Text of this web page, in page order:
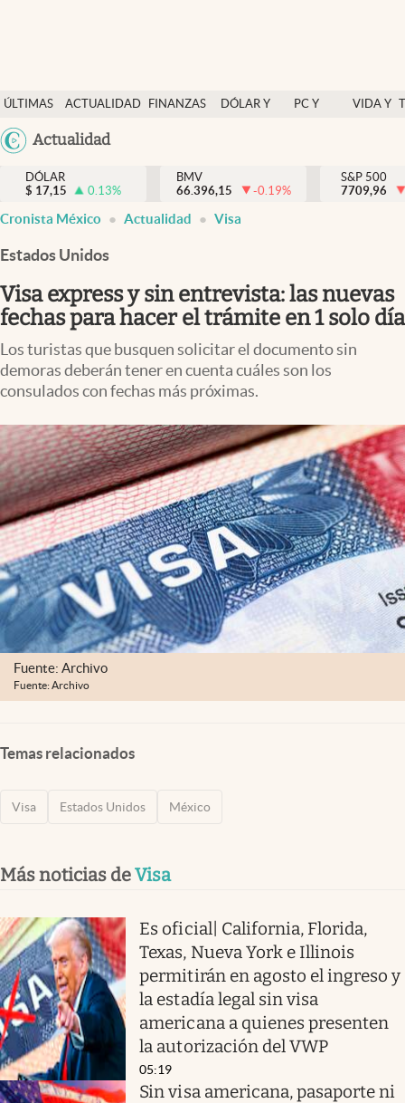
ÚLTIMAS
NOTICIAS
ACTUALIDAD
FINANZAS
DÓLAR Y
PC Y
VIDA Y
México
Actualidad
Actualidad
Finanzas y economía
Dólar y mercados
Pc y celular
Vida y estilo
Espiritualidad
Mediakit
abre en nueva pestaña
México
DÓLAR
$ 17,15 0.13%
BMV
66.396,15
-0.19%
S&P 500
7709,96
Cronista México Actualidad Visa
Estados Unidos
Visa express y sin entrevista: las nuevas
fechas para hacer el trámite en 1 solo día
Los turistas que busquen solicitar el documento sin
demoras deberán tener en cuenta cuáles son los
consulados con fechas más próximas.
Fuente: Archivo
Fuente: Archivo
Temas relacionados
Visa Estados Unidos México
Más noticias deVisa
Es oficial| California, Florida,
Texas, Nueva York e Illinois
permitirán en agosto el ingreso y
la estadía legal sin visa
americana a quienes presenten
la autorización del VWP
05:19
Sin visa americana, pasaporte ni